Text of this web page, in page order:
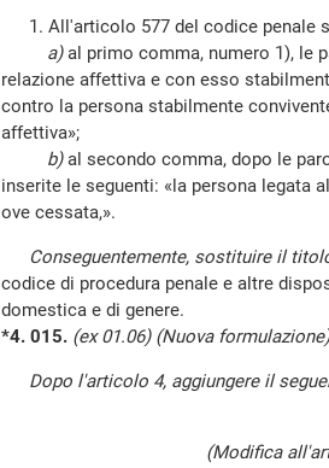
1. All'articolo 577 del codice penale
a)al primo comma, numero 1), le
relazione affettiva e con esso
contro la persona stabilmente
affettiva»;
b)al secondo comma, dopo le
inserite le seguenti: «la persona legata
ove cessata,».
Conseguentemente, sostituire il
codice di procedura penale e altre
domestica e di genere.
*4. 015. (ex 01.06) (Nuova formulazione)
Dopo l'articolo 4, aggiungere il
(Modifica